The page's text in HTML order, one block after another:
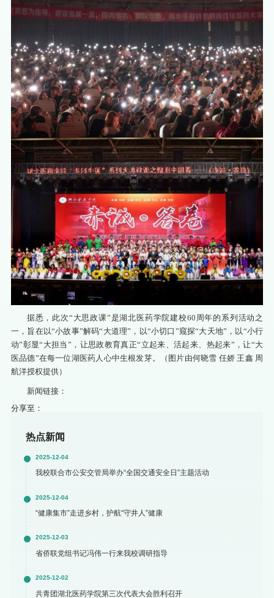
据悉，此次“大思政课”是湖北医药学院建校60周年的系列活动之
一，旨在以“小故事”解码“大道理”，以“小切口”窥探“大天地”，以“小行
动”彰显“大担当”，让思政教育真正“立起来、活起来、热起来”，让“大
医品德”在每一位湖医药人心中生根发芽。（图片由何晓雪 任娇 王鑫 周
航洋授权提供）
新闻链接：
分享至：
热点新闻
2025-12-04
我校联合市公安交管局举办“全国交通安全日”主题活动
2025-12-04
“健康集市”走进乡村，护航“守井人”健康
2025-12-03
省侨联党组书记冯伟一行来我校调研指导
2025-12-02
共青团湖北医药学院第三次代表大会胜利召开